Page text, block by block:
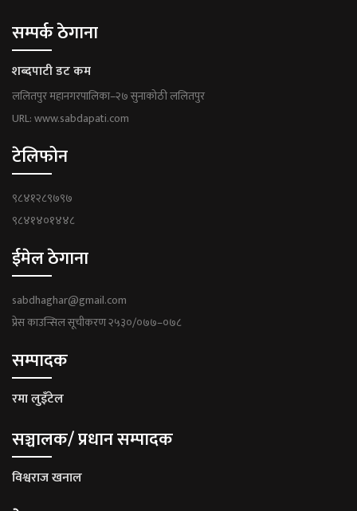
सम्पर्क ठेगाना
शब्दपाटी डट कम
ललितपुर महानगरपालिका–२७ सुनाकोठी ललितपुर
URL: www.sabdapati.com
टेलिफोन
९८४१२८९७९७
९८४१४०१४४८
ईमेल ठेगाना
sabdhaghar@gmail.com
प्रेस काउन्सिल सूचीकरण २५३०/०७७–०७८
सम्पादक
रमा लुइँटेल
सञ्चालक/ प्रधान सम्पादक
विश्वराज खनाल